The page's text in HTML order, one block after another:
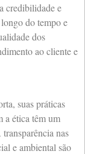
credibilidade e
do tempo e
dos
ao cliente e
suas práticas
a ética têm um
nas
e ambiental são